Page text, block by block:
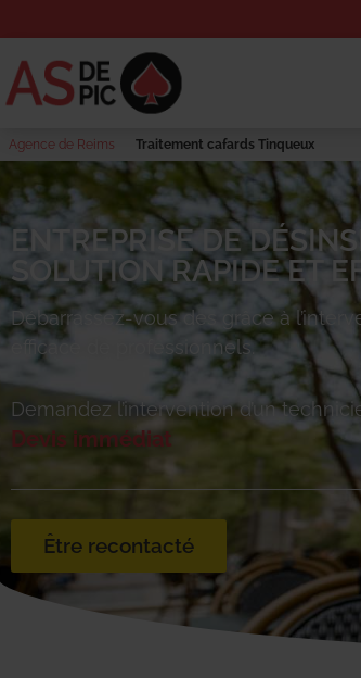
Agence de Reims Traitement cafards Tinqueux
ENTREPRISE DE
SOLUTION RAPIDE ET
Débarrassez-vous des
grâce à
efficace de professionnels.
Demandez l’intervention d’un
Devis immédiat
Être recontacté